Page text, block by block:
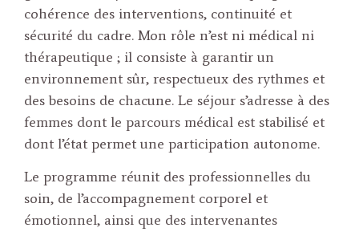
cohérence des interventions, continuité et
sécurité du cadre. Mon rôle n’est ni médical ni
thérapeutique ; il consiste à garantir un
environnement sûr, respectueux des rythmes et
des besoins de chacune. Le séjour s’adresse à des
femmes dont le parcours médical est stabilisé et
dont l’état permet une participation autonome.
Le programme réunit des professionnelles du
soin, de l’accompagnement corporel et
émotionnel, ainsi que des intervenantes